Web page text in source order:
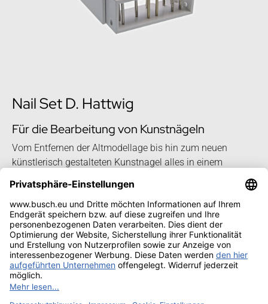
Nail Set D. Hattwig
Für die Bearbeitung von Kunstnägeln
Vom Entfernen der Altmodellage bis hin zum neuen
künstlerisch gestalteten Kunstnagel alles in einem
Mehr zum Nail Set nach Diana Hattwig